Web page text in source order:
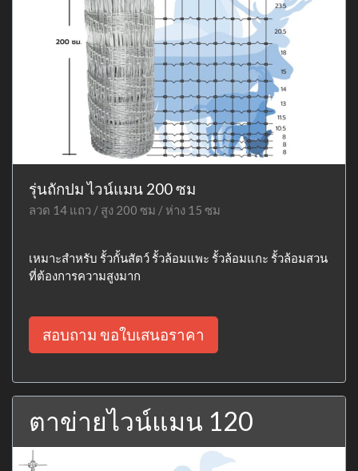
รุ่นถักปม ไวน์แมน 200 ซม
ลวด 14 แถว / สูง 200 ซม / ห่าง 15 ซม
เหมาะสำหรับ รั้วกั้นสัตว์ รั้วล้อมแพะ รั้วล้อมแกะ รั้วล้อมสวน
ที่ต้องการความสูงมาก
สอบถาม ขอใบเสนอราคา
ตาข่ายไวน์แมน 120